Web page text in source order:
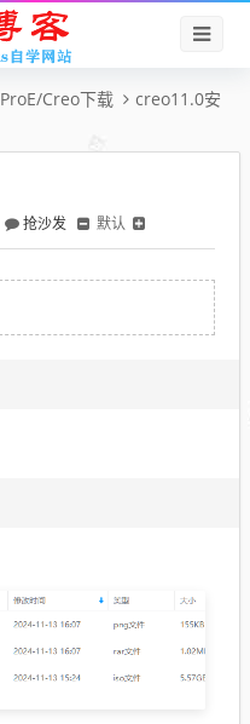
ProE/Creo下载
creo11.0安
抢沙发 默认